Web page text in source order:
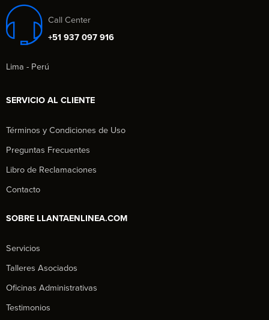
Call Center
+51 937 097 916
Lima - Perú
SERVICIO AL CLIENTE
Términos y Condiciones de Uso
Preguntas Frecuentes
Libro de Reclamaciones
Contacto
SOBRE LLANTAENLINEA.COM
Servicios
Talleres Asociados
Oficinas Administrativas
Testimonios